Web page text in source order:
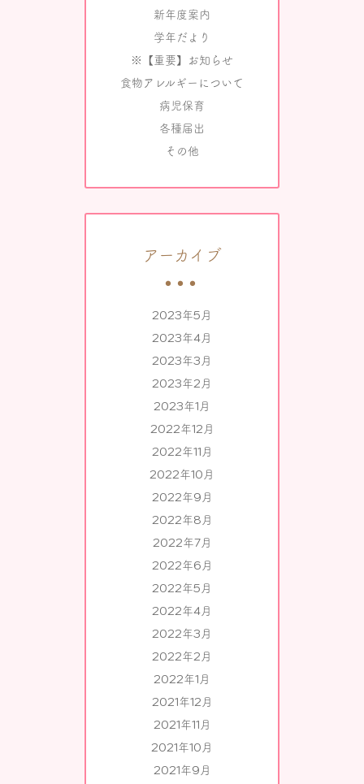
新年度案内
学年だより
※【重要】お知らせ
食物アレルギーについて
病児保育
各種届出
その他
アーカイブ
2023年5月
2023年4月
2023年3月
2023年2月
2023年1月
2022年12月
2022年11月
2022年10月
2022年9月
2022年8月
2022年7月
2022年6月
2022年5月
2022年4月
2022年3月
2022年2月
2022年1月
2021年12月
2021年11月
2021年10月
2021年9月